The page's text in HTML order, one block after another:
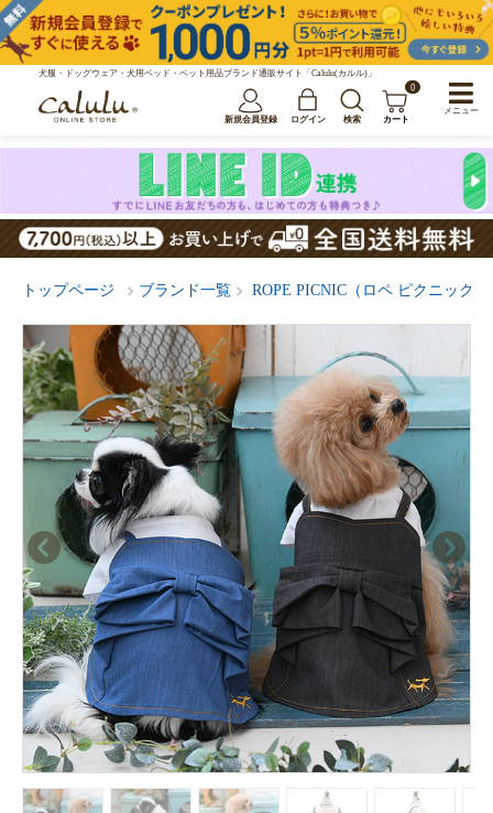
犬服・ドッグウェア・犬用ベッド・ペット用品ブランド通販サイト「Calulu(カルル)」
新規会員登録 ログイン 検索
0
カート
トップページ ブランド一覧 ROPE PICNIC（ロペ ピクニック）
メニュー